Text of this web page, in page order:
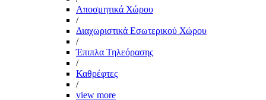
Αποσμητικά Χώρου
/
Διαχωριστικά Εσωτερικού Χώρου
/
Έπιπλα Τηλεόρασης
/
Καθρέφτες
/
view more